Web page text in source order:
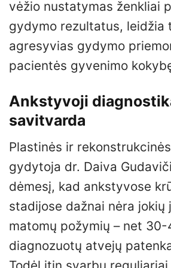
vėžio nustatymas ženkliai
gydymo rezultatus, leidžia
agresyvias gydymo
pacientės gyvenimo
Ankstyvoji
savitvarda
Plastinės ir
gydytoja dr. Daiva
dėmesį, kad ankstyvose
stadijose dažnai nėra jokių
matomų požymių – net
diagnozuotų atvejų